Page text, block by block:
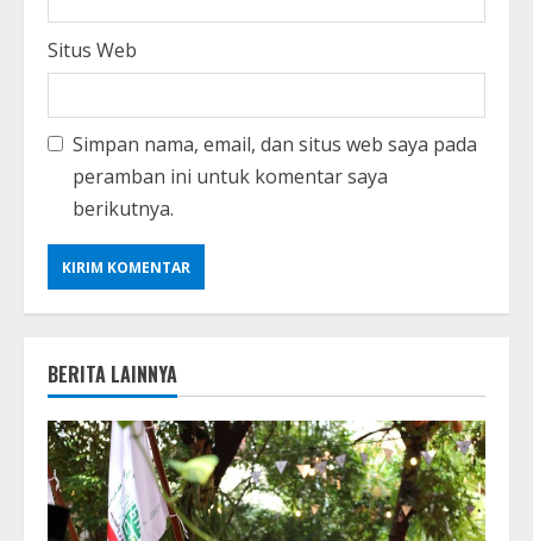
Situs Web
Simpan nama, email, dan situs web saya pada
peramban ini untuk komentar saya
berikutnya.
BERITA LAINNYA